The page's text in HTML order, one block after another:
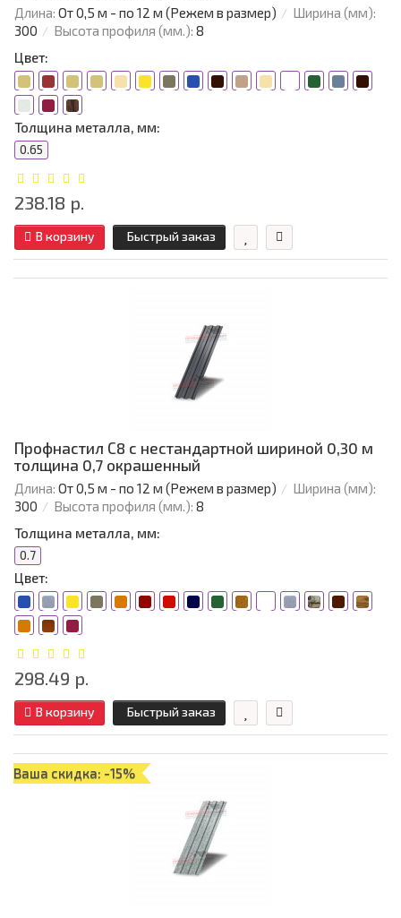
Длина: От 0,5 м - по 12 м (Режем в размер)
Ширина (мм):
300
Высота профиля (мм.): 8
Цвет:
Толщина металла, мм:
0.65
238.18 р.
В корзину Быстрый заказ
Профнастил С8 с нестандартной шириной 0,30 м
толщина 0,7 окрашенный
Длина: От 0,5 м - по 12 м (Режем в размер)
Ширина (мм):
300
Высота профиля (мм.): 8
Толщина металла, мм:
0.7
Цвет:
298.49 р.
В корзину Быстрый заказ
Ваша скидка: -15%